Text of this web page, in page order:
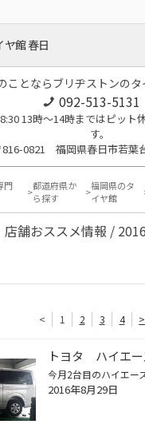
ヤ館 春日
ことならブリヂストンの
092-513-5131
13時〜14時まではピット
す。
816-0821 福岡県春日市若葉
門
都道府県か
ら探す
福岡県のタ
イヤ館
店舗おススメ情報 /
< 1 2 3 4 >
トヨタ ハイエー
2016年8月29日